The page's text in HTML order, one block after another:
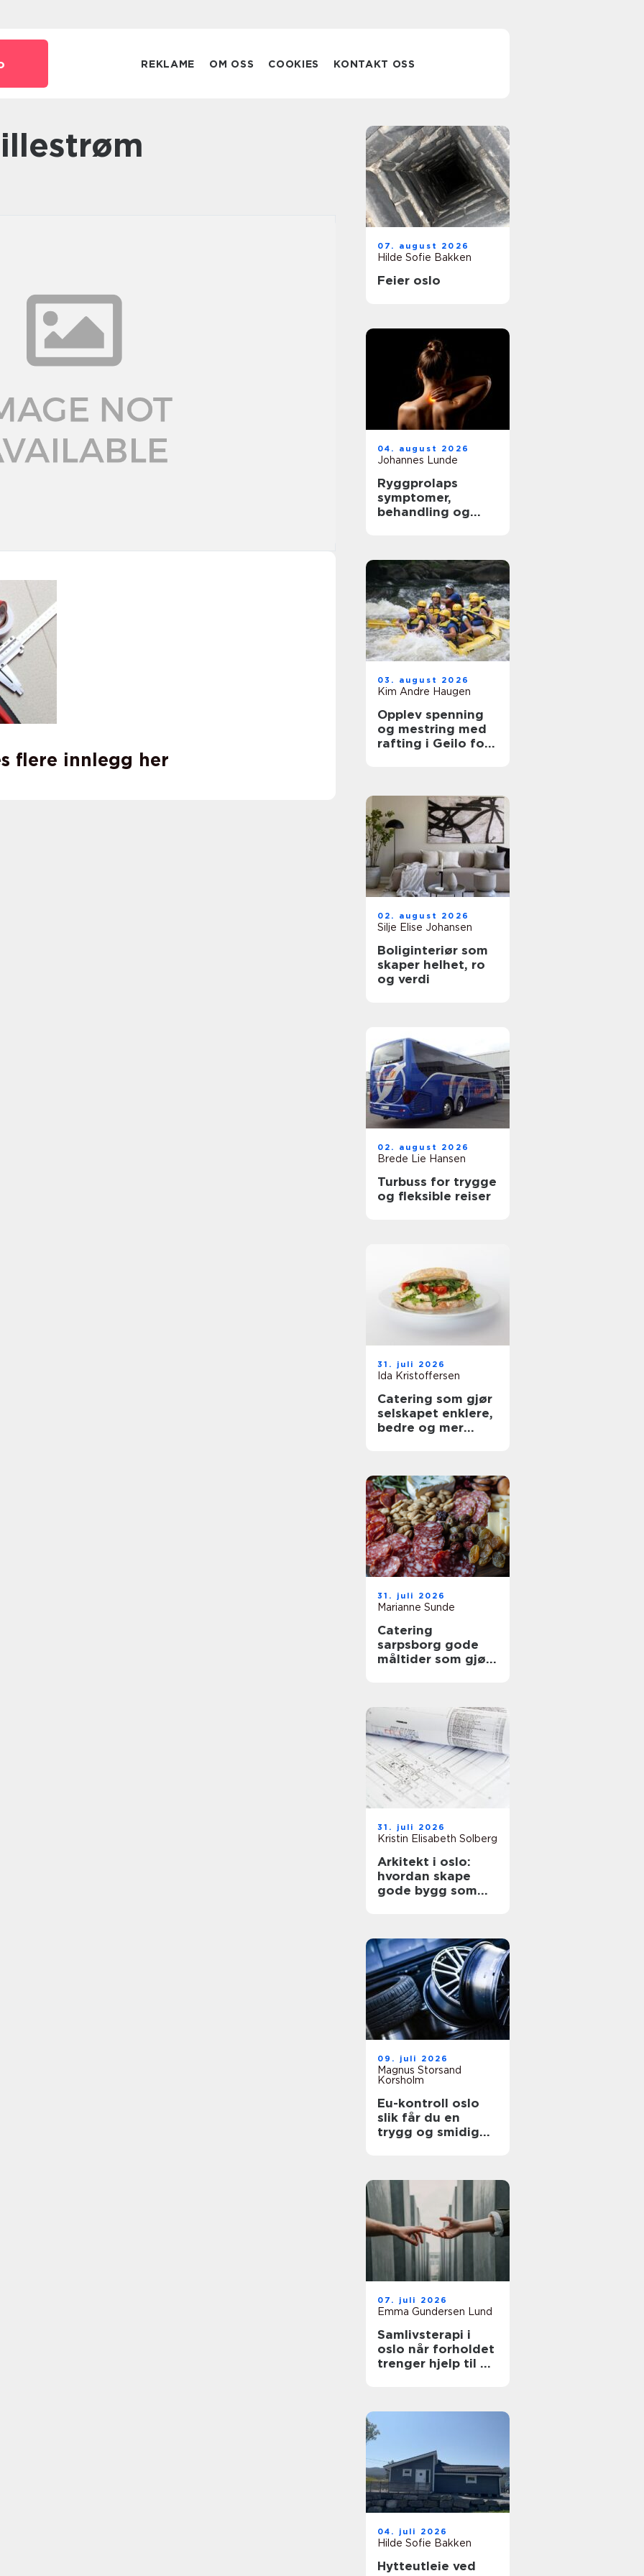
REKLAME OM OSS COOKIES KONTAKT OSS
flere innlegg her
07. august 2026
Hilde Sofie Bakken
Feier oslo
04. august 2026
Johannes Lunde
Ryggprolaps
symptomer,
behandling og
03. august 2026
Kim Andre Haugen
Opplev spenning
og mestring med
rafting i Geilo for
02. august 2026
Silje Elise Johansen
Boliginteriør som
skaper helhet, ro
og verdi
02. august 2026
Brede Lie Hansen
Turbuss for trygge
og fleksible reiser
31. juli 2026
Ida Kristoffersen
Catering som gjør
selskapet enklere,
bedre og mer
31. juli 2026
Marianne Sunde
Catering
sarpsborg gode
måltider som gjør
31. juli 2026
Kristin Elisabeth Solberg
Arkitekt i oslo:
hvordan skape
gode bygg som
09. juli 2026
Magnus Storsand
Korsholm
Eu-kontroll oslo
slik får du en
trygg og smidig
07. juli 2026
Emma Gundersen Lund
Samlivsterapi i
oslo når forholdet
trenger hjelp til å
04. juli 2026
Hilde Sofie Bakken
Hytteutleie ved